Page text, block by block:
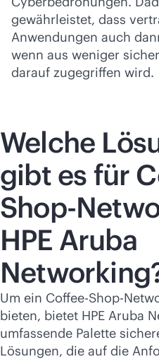
gewährleistet, dass
Anwendungen auch
wenn aus weniger
darauf zugegriffen wird.
Welche
gibt es für
Shop-
HPE Aruba
Um ein Coffee-Shop-
bieten, bietet HPE Aruba
umfassende Palette
Lösungen, die auf die